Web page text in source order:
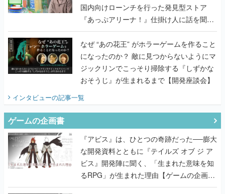
国内向けローンチを行った発見型ストア
『あっぷアリーナ！』仕掛け人に話を聞い
てみた
なぜ “あの花王” がホラーゲームを作ること
になったのか？ 敵に見つからないようにマ
ジックリンでこっそり掃除する『しずかな
おそうじ』が生まれるまで【開発座談会】
インタビューの記事一覧
ゲームの企画書
『アビス』は、ひとつの奇跡だった──膨大
な開発資料とともに『テイルズ オブ ジ ア
ビス』開発陣に聞く、「生まれた意味を知
るRPG」が生まれた理由【ゲームの企画
書】